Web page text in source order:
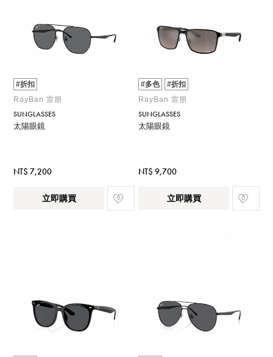
#折扣
RayBan 雷朋
SUNGLASSES
太陽眼鏡
NT$ 7,200
立即購買
#多色
#折扣
RayBan 雷朋
SUNGLASSES
太陽眼鏡
NT$ 9,700
立即購買